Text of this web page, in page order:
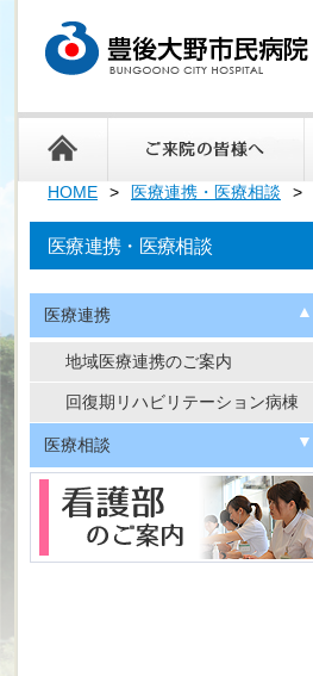
HOME 医療連携・医療相談
医療連携・医療相談
医療連携
地域医療連携のご案内
回復期リハビリテーション病棟
医療相談
医療福祉相談
セカンドオピニオン外来
治療と仕事の両立支援